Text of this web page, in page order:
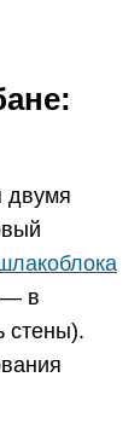
двумя
— в
стены).